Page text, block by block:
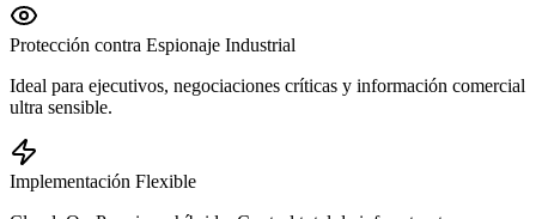
Protección contra Espionaje Industrial
Ideal para ejecutivos, negociaciones críticas y información comercial
ultra sensible.
Implementación Flexible